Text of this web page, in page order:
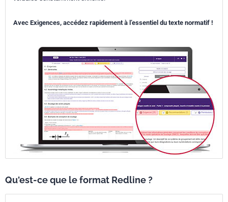
Avec Exigences, accédez rapidement à l’essentiel du texte normatif !
Qu'est-ce que le format Redline ?